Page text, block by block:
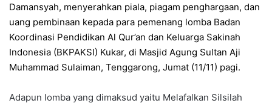
Damansyah, menyerahkan piala, piagam penghargaan, dan
uang pembinaan kepada para pemenang lomba Badan
Koordinasi Pendidikan Al Qur’an dan Keluarga Sakinah
Indonesia (BKPAKSI) Kukar, di Masjid Agung Sultan Aji
Muhammad Sulaiman, Tenggarong, Jumat (11/11) pagi.
Adapun lomba yang dimaksud yaitu Melafalkan Silsilah